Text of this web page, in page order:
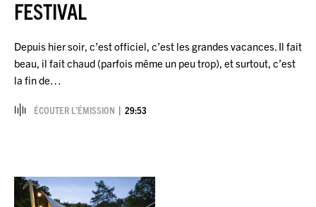
FESTIVAL
Depuis hier soir, c’est officiel, c’est les grandes vacances. Il fait
beau, il fait chaud (parfois même un peu trop), et surtout, c’est
la fin de…
ÉCOUTER L’ÉMISSION 29:53